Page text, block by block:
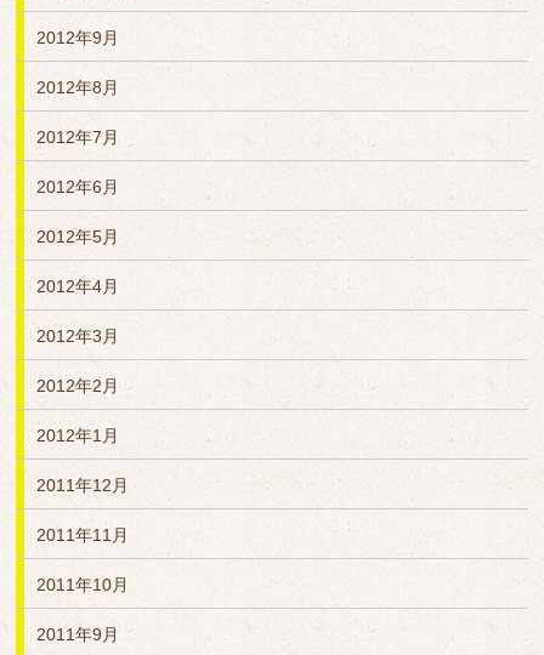
2012年9月
2012年8月
2012年7月
2012年6月
2012年5月
2012年4月
2012年3月
2012年2月
2012年1月
2011年12月
2011年11月
2011年10月
2011年9月